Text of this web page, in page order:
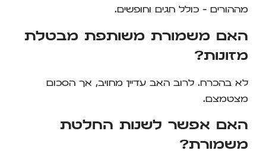
מההורים – כולל חגים וחופשים.
האם משמורת משותפת מבטלת
מזונות?
לא בהכרח. לרוב האב עדיין מחויב, אך הסכום
מצטמצם.
האם אפשר לשנות החלטת
משמורת?